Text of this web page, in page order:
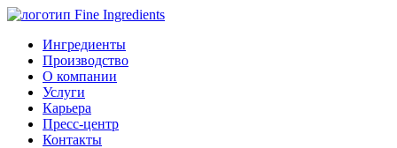
Ингредиенты
Производство
О компании
Услуги
Карьера
Пресс-центр
Контакты